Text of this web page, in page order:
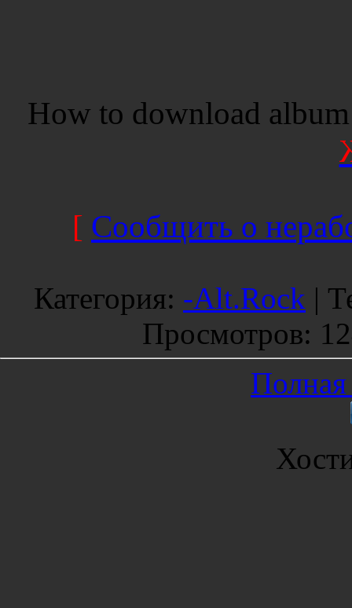
How to download
[ Сообщить о
Категория: -Alt.Rock |
Просмотров:
Полная